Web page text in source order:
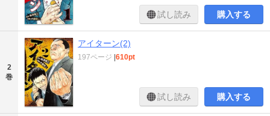
試し読み 購入する
2
巻
アイターン(2)
197ページ 610pt
試し読み 購入する